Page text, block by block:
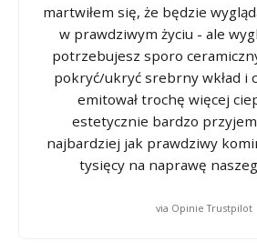
martwiłem się, że będzie
w prawdziwym życiu - ale
potrzebujesz sporo
pokryć/ukryć srebrny wkład i
emitował trochę więcej
estetycznie bardzo
najbardziej jak prawdziwy
tysięcy na naprawę
via Opinie Trustpilot